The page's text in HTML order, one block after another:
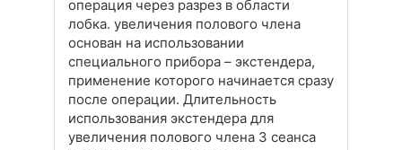
операция через разрез в области
лобка. увеличения полового члена
основан на использовании
специального прибора – экстендера,
применение которого начинается сразу
после операции. Длительность
использования экстендера для
увеличения полового члена 3 сеанса